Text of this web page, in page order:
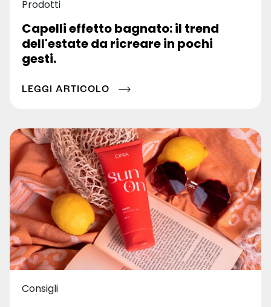
Prodotti
Capelli effetto bagnato: il trend
dell'estate da ricreare in pochi
gesti.
LEGGI ARTICOLO
Consigli